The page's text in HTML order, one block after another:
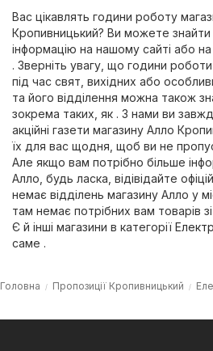
Вас цікавлять години роботу
Кропивницький? Ви можете
інформацію на нашому сайті або на
. Зверніть увагу, що години
під час свят, вихідних або
та його відділення можна також
зокрема таких, як . З нами ви
акційні газети магазину Алло
їх для вас щодня, щоб ви не
Але якщо вам потрібно більше
Алло, будь ласка, відівідайте
немає відділень магазину Алло у
там немає потрібних вам товарів
Є й інші магазини в категорії
саме .
Головна Пропозиції Кропивницький